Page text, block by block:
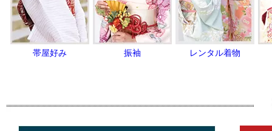
帯屋好み 振袖 レンタル着物